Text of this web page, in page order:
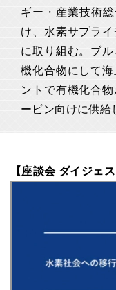
ギー・産業技術
け、水素サプラ
に取り組む。ブ
機化合物にして
ントで有機化合
ービン向けに供給
【座談会 ダイジェス